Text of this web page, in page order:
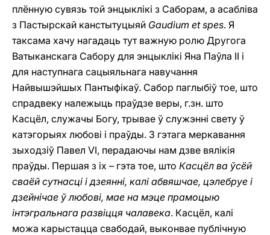
плённую сувязь той энцыклікі з Саборам, a асабліва
з Пастырскай канстытуцыяй Gaudium et spes. Я
таксама хачу нагадаць тут важную ролю Другога
Ватыканскага Сабору для энцыклікі Яна Паўла II і
для наступнага сацыяльнага навучання
Найвышэйшых Пантыфікаў. Сабор паглыбіў тое, што
спрадвеку належыць праўдзе веры, г.зн. што
Касцёл, служачы Богу, трывае ў служэнні свету ў
катэгорыях любові i праўды. З гэтага меркавання
зыходзіў Павел VI, перадаючы нам дзве вялікія
праўды. Першая з іх – гэта тое, што Касцёл ва ўсёй
сваёй сутнасці і дзеянні, калі абвяшчае, цэлебруе i
дзейнічае ў любові, мае на мэце прамоцыю
інтэгральнага развіцця чалавека. Касцёл, калі
можа карыстацца свабодай, выконвае публічную